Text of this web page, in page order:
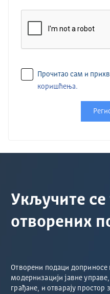
Прочитао сам и
коришћења.
Укључите се
отворених
Отворени подаци доприносе
модернизацији јавне
грађане, и отварају простор